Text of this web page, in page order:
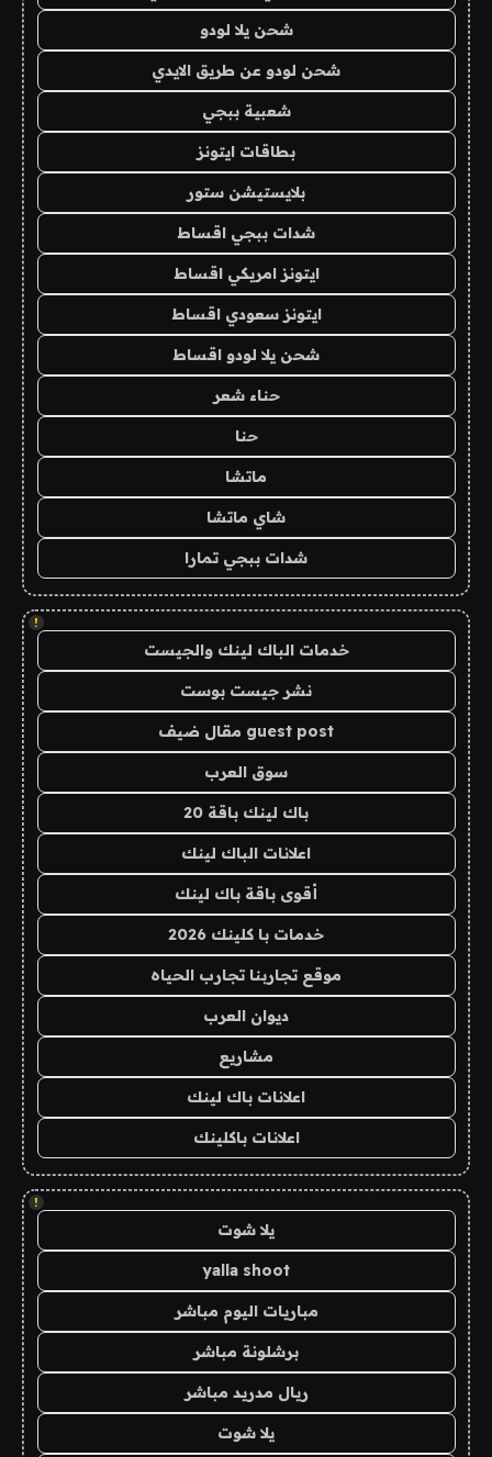
شحن يلا لودو
شحن لودو عن طريق الايدي
شعبية ببجي
بطاقات ايتونز
بلايستيشن ستور
شدات ببجي اقساط
ايتونز امريكي اقساط
ايتونز سعودي اقساط
شحن يلا لودو اقساط
حناء شعر
حنا
ماتشا
شاي ماتشا
شدات ببجي تمارا
!
خدمات الباك لينك والجيست
نشر جيست بوست
guest post مقال ضيف
سوق العرب
باك لينك باقة 20
اعلانات الباك لينك
أقوى باقة باك لينك
خدمات با كلينك 2026
موقع تجاربنا تجارب الحياه
ديوان العرب
مشاريع
اعلانات باك لينك
اعلانات باكلينك
!
يلا شوت
yalla shoot
مباريات اليوم مباشر
برشلونة مباشر
ريال مدريد مباشر
يلا شوت